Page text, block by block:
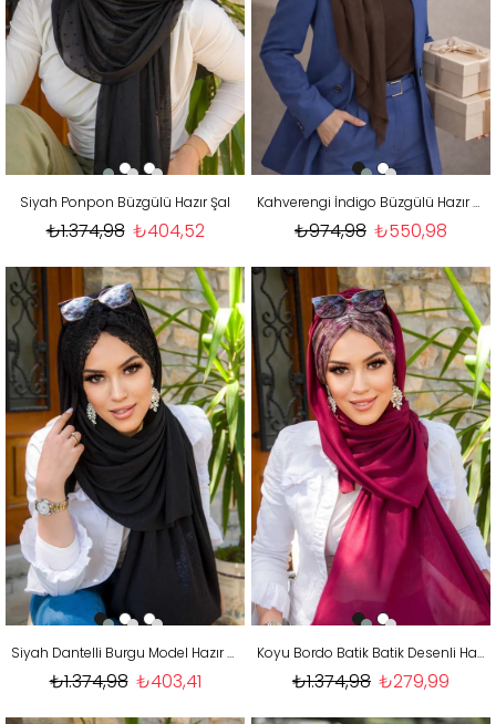
Siyah Ponpon Büzgülü Hazır Şal
₺404,52
₺1.374,98
Kahverengi İndigo Büzgülü Hazır Şal
₺550,98
₺974,98
Siyah Dantelli Burgu Model Hazır Şal
₺403,41
₺1.374,98
Koyu Bordo Batik Batik Desenli Hazır Şal
₺279,99
₺1.374,98